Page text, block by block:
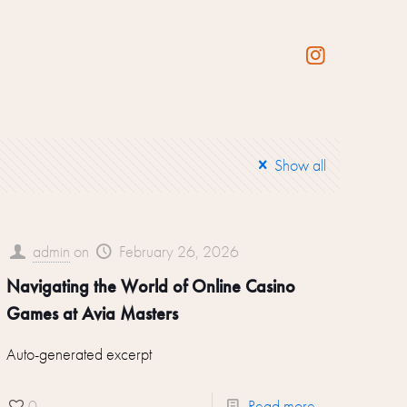
Show all
admin on February 26, 2026
Navigating the World of Online Casino
Games at Avia Masters
Auto-generated excerpt